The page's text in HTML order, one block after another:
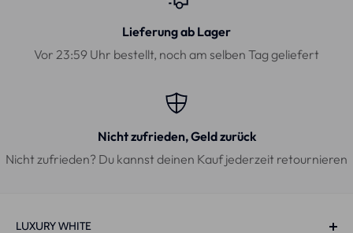
Lieferung ab Lager
Vor 23:59 Uhr bestellt, noch am selben Tag geliefert
Nicht zufrieden, Geld zurück
Nicht zufrieden? Du kannst deinen Kauf jederzeit retournieren
LUXURY WHITE